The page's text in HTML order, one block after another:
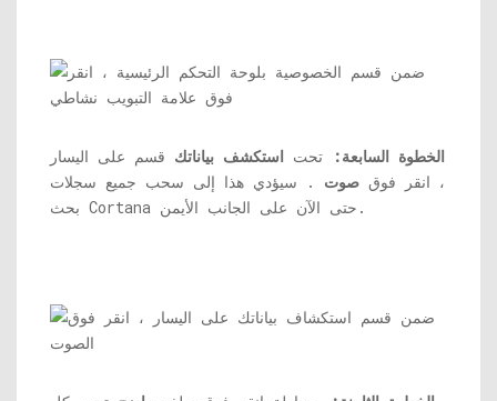
الخطوة السابعة: تحت استكشف بياناتك قسم على اليسار
، انقر فوق صوت . سيؤدي هذا إلى سحب جميع سجلات
بحث Cortana حتى الآن على الجانب الأيمن.